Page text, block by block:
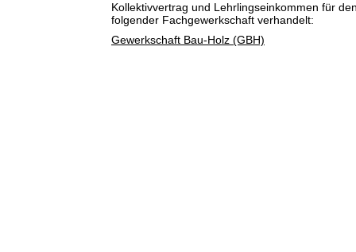
Kollektivvertrag und Lehrlingseinkommen für
folgender Fachgewerkschaft verhandelt:
Gewerkschaft Bau-Holz (GBH)